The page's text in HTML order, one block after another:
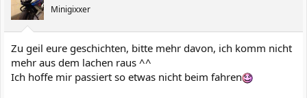
n
e
n
Minigixxer
Zu geil eure geschichten, bitte mehr davon, ich komm nicht
mehr aus dem lachen raus ^^
Ich hoffe mir passiert so etwas nicht beim fahren